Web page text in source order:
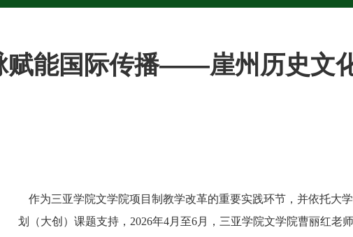
赋能国际传播——崖州历史文
作为三亚学院文学院项目制教学改革的重要实践环节，并依托大
划（大创）课题支持， 2026年4月至6月，三亚学院文学院曹丽红老